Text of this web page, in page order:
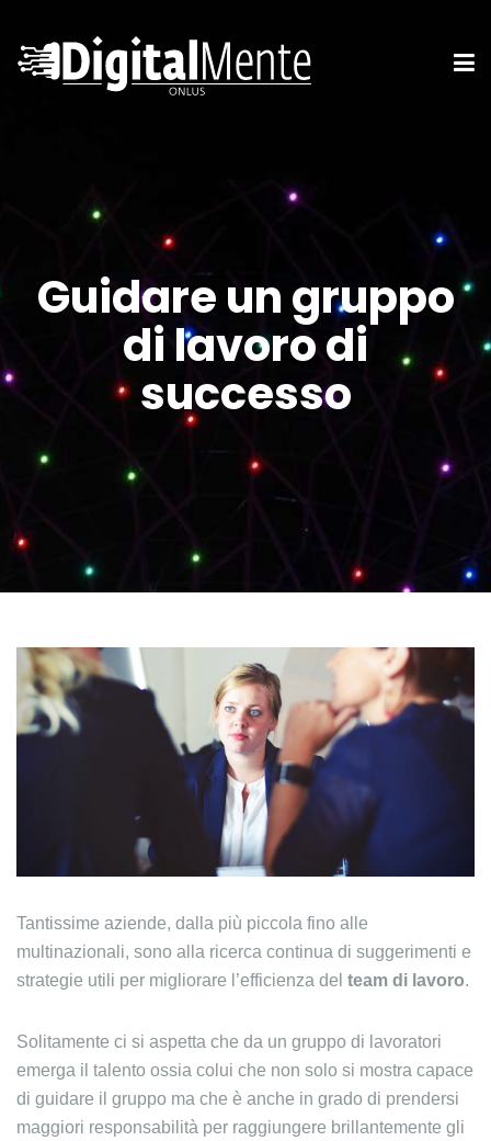
Guidare un gruppo
di lavoro di
successo
Tantissime aziende, dalla più piccola fino alle
multinazionali, sono alla ricerca continua di suggerimenti e
strategie utili per migliorare l’efficienza del team di lavoro.
Solitamente ci si aspetta che da un gruppo di lavoratori
emerga il talento ossia colui che non solo si mostra capace
di guidare il gruppo ma che è anche in grado di prendersi
maggiori responsabilità per raggiungere brillantemente gli